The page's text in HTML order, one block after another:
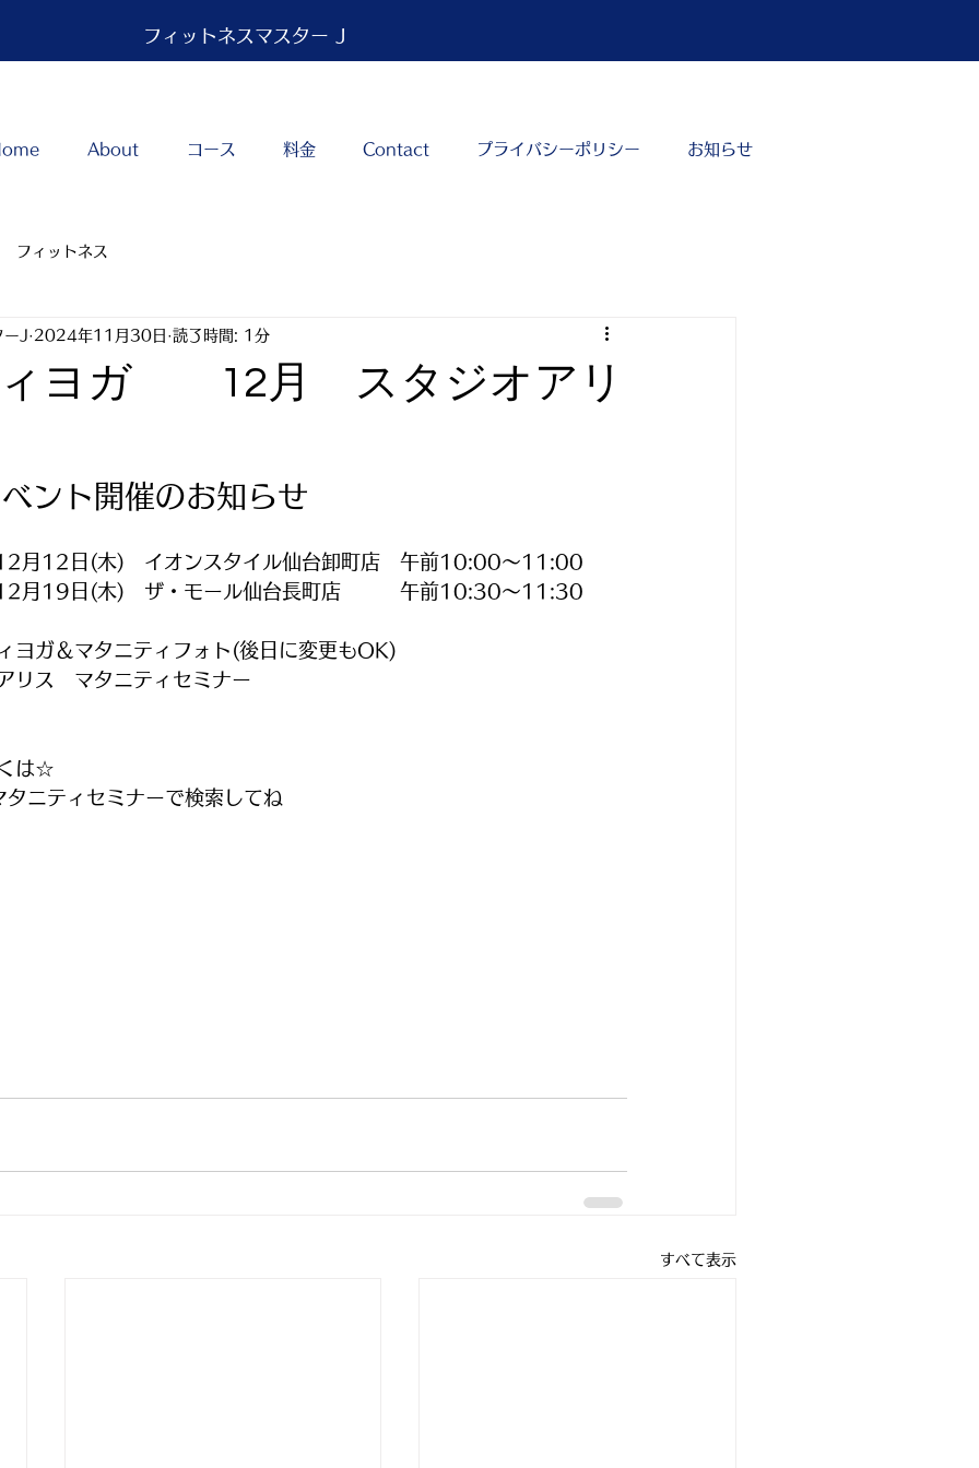
フィットネスマスター J
About コース 料金 Contact プライバシーポリシー お知らせ
フィットネス
ィヨガ 12月 スタジオアリ
ーJ 2024年11月30日 読了時間: 1分
ント開催のお知らせ
月12日(木)　イオンスタイル仙台卸町店　午前10:00～11:00
木)　ザ・モール仙台長町店　　　午前10:30～11:30
ィヨガ＆マタニティフォト(後日に変更もOK)
リス　マタニティセミナー
くは☆
ニティセミナーで検索してね
すべて表示